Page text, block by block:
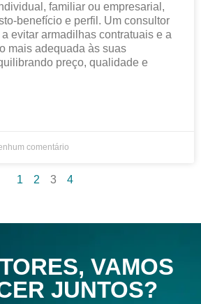
familiar ou empresarial,
benefício e perfil. Um consultor
evitar armadilhas contratuais e a
mais adequada às suas
preço, qualidade e
comentário
1 2 3 4
VAMOS
JUNTOS?